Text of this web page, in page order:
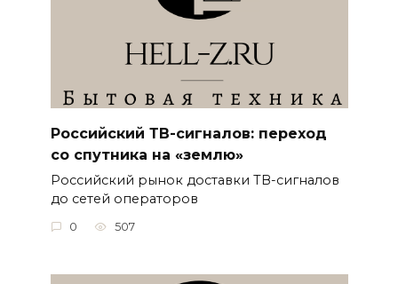
Российский ТВ-сигналов: переход
со спутника на «землю»
Российский рынок доставки ТВ-сигналов
до сетей операторов
0 507